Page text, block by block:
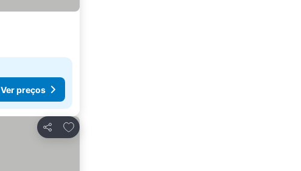
Ver preços
Partilhar
Adicionar aos favoritos